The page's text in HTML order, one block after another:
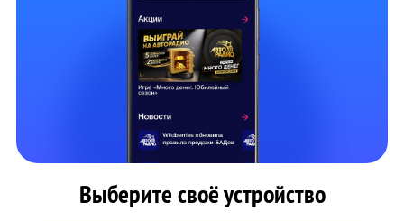
Выберите своё устройство